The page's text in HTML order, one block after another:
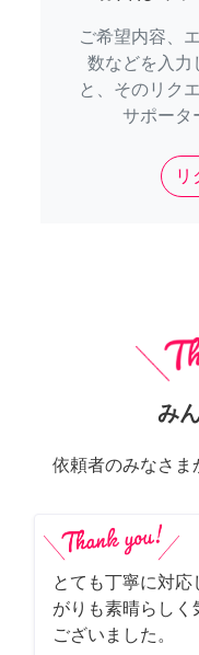
ご希望内容、
数などを入力
と、そのリク
サポータ
リ
み
依頼者のみなさま
とても丁寧に対
がりも素晴らしく
ございました。